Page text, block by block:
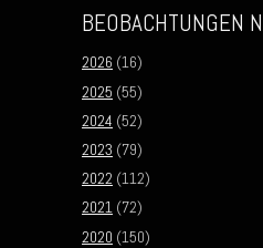
BEOBACHTUNGEN
2026 (16)
2025 (55)
2024 (52)
2023 (79)
2022 (112)
2021 (72)
2020 (150)